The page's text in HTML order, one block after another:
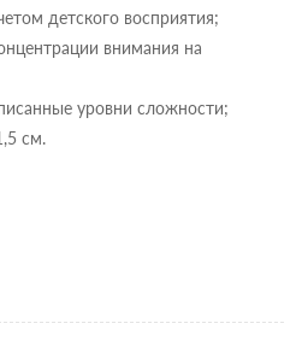
детского восприятия;
внимания на
уровни сложности;
см.